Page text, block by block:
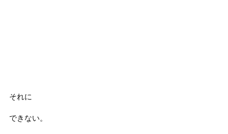
それに
できない。